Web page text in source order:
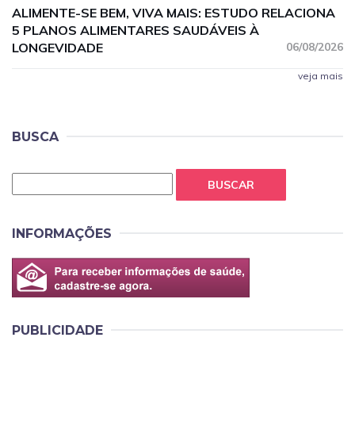
ALIMENTE-SE BEM, VIVA MAIS: ESTUDO RELACIONA
5 PLANOS ALIMENTARES SAUDÁVEIS À
LONGEVIDADE
06/08/2026
veja mais
BUSCA
BUSCAR
INFORMAÇÕES
PUBLICIDADE